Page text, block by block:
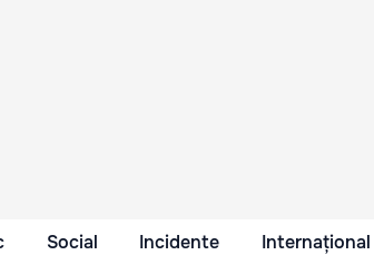
Social Incidente Internațional